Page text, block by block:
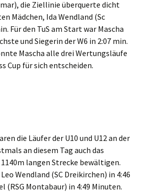
die Ziellinie überquerte dicht
Mädchen, Ida Wendland (Sc
Für den TuS am Start war Mascha
und Siegerin der W6 in 2:07 min.
Mascha alle drei Wertungsläufe
Cup für sich entscheiden.
die Läufer der U10 und U12 an der
an diesem Tag auch das
langen Strecke bewältigen.
Wendland (SC Dreikirchen) in 4:46
(RSG Montabaur) in 4:49 Minuten.